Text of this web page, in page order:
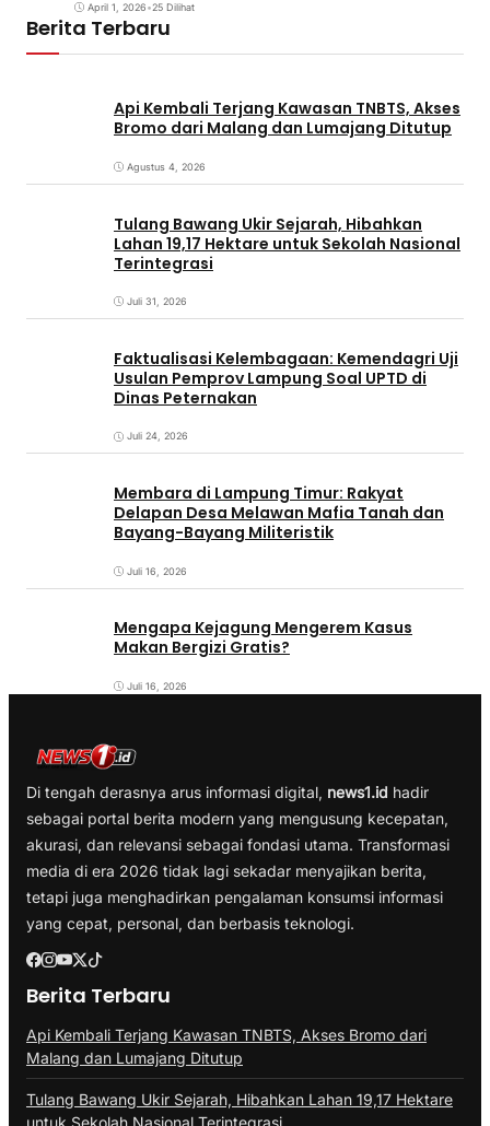
April 1, 2026•25 Dilihat
Berita Terbaru
Api Kembali Terjang Kawasan TNBTS, Akses
Bromo dari Malang dan Lumajang Ditutup
Agustus 4, 2026
Tulang Bawang Ukir Sejarah, Hibahkan
Lahan 19,17 Hektare untuk Sekolah Nasional
Terintegrasi
Juli 31, 2026
Faktualisasi Kelembagaan: Kemendagri Uji
Usulan Pemprov Lampung Soal UPTD di
Dinas Peternakan
Juli 24, 2026
Membara di Lampung Timur: Rakyat
Delapan Desa Melawan Mafia Tanah dan
Bayang-Bayang Militeristik
Juli 16, 2026
Mengapa Kejagung Mengerem Kasus
Makan Bergizi Gratis?
Juli 16, 2026
Di tengah derasnya arus informasi digital, news1.id hadir
sebagai portal berita modern yang mengusung kecepatan,
akurasi, dan relevansi sebagai fondasi utama. Transformasi
media di era 2026 tidak lagi sekadar menyajikan berita,
tetapi juga menghadirkan pengalaman konsumsi informasi
yang cepat, personal, dan berbasis teknologi.
Berita Terbaru
Api Kembali Terjang Kawasan TNBTS, Akses Bromo dari
Malang dan Lumajang Ditutup
Tulang Bawang Ukir Sejarah, Hibahkan Lahan 19,17 Hektare